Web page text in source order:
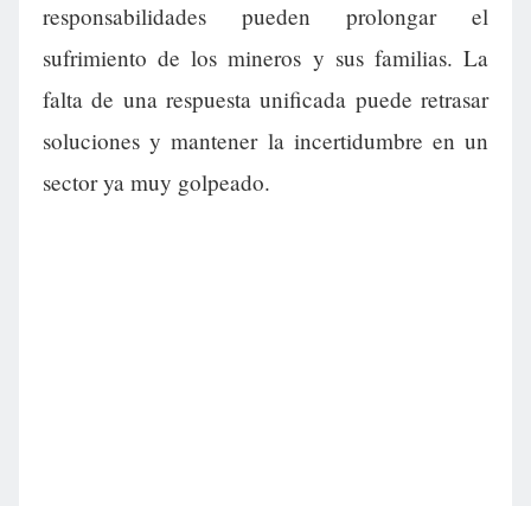
responsabilidades pueden prolongar el
sufrimiento de los mineros y sus familias. La
falta de una respuesta unificada puede retrasar
soluciones y mantener la incertidumbre en un
sector ya muy golpeado.